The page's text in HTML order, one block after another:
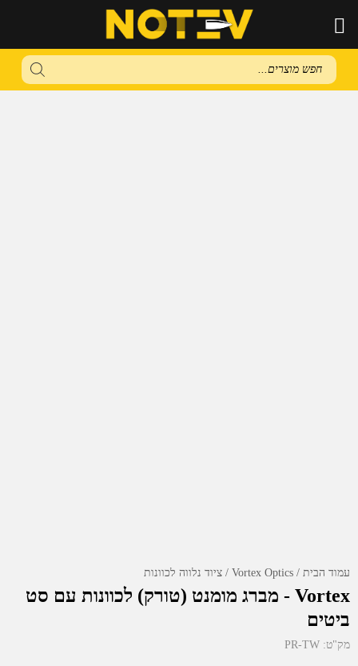
Products
search
עמוד הבית Vortex Optics ציוד נלווה לכוונות
Vortex - מברג מומנט (טורק) לכוונות עם סט
ביטים
מק"ט: PR-TW